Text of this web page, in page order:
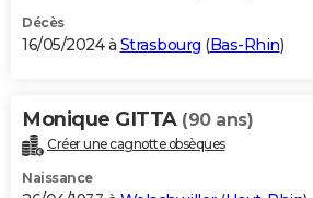
Décès
16/05/2024 à Strasbourg (Bas-Rhin)
Monique GITTA (90 ans)
Créer une cagnotte obsèques
Naissance